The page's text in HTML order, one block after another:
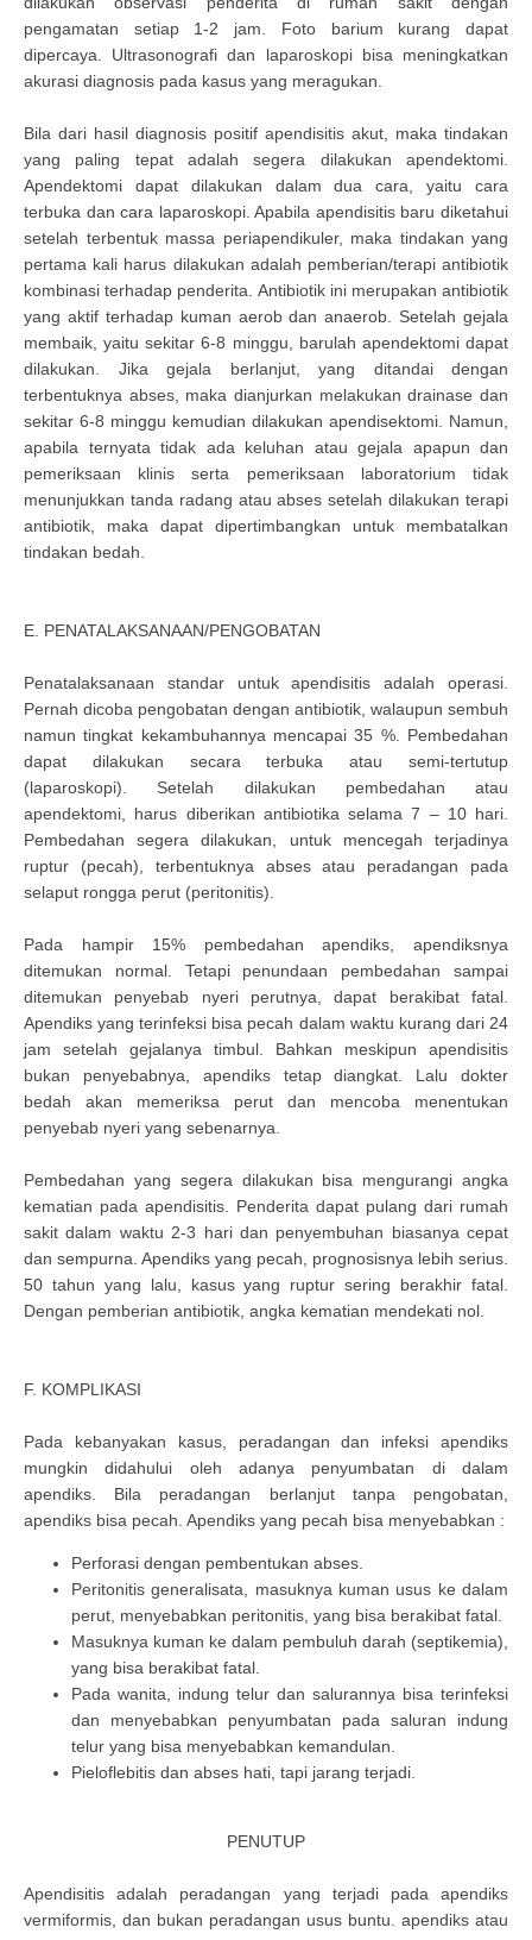
pengamatan setiap 1-2 jam. Foto barium kurang dapat
dipercaya. Ultrasonografi dan laparoskopi bisa meningkatkan
akurasi diagnosis pada kasus yang meragukan.
Bila dari hasil diagnosis positif apendisitis akut, maka tindakan
yang paling tepat adalah segera dilakukan apendektomi.
Apendektomi dapat dilakukan dalam dua cara, yaitu cara
terbuka dan cara laparoskopi. Apabila apendisitis baru diketahui
setelah terbentuk massa periapendikuler, maka tindakan yang
pertama kali harus dilakukan adalah pemberian/terapi antibiotik
kombinasi terhadap penderita. Antibiotik ini merupakan antibiotik
yang aktif terhadap kuman aerob dan anaerob. Setelah gejala
membaik, yaitu sekitar 6-8 minggu, barulah apendektomi dapat
dilakukan. Jika gejala berlanjut, yang ditandai dengan
terbentuknya abses, maka dianjurkan melakukan drainase dan
sekitar 6-8 minggu kemudian dilakukan apendisektomi. Namun,
apabila ternyata tidak ada keluhan atau gejala apapun dan
pemeriksaan klinis serta pemeriksaan laboratorium tidak
menunjukkan tanda radang atau abses setelah dilakukan terapi
antibiotik, maka dapat dipertimbangkan untuk membatalkan
tindakan bedah.
E. PENATALAKSANAAN/PENGOBATAN
Penatalaksanaan standar untuk apendisitis adalah operasi.
Pernah dicoba pengobatan dengan antibiotik, walaupun sembuh
namun tingkat kekambuhannya mencapai 35 %. Pembedahan
dapat dilakukan secara terbuka atau semi-tertutup
(laparoskopi). Setelah dilakukan pembedahan atau
apendektomi, harus diberikan antibiotika selama 7 – 10 hari.
Pembedahan segera dilakukan, untuk mencegah terjadinya
ruptur (pecah), terbentuknya abses atau peradangan pada
selaput rongga perut (peritonitis).
Pada hampir 15% pembedahan apendiks, apendiksnya
ditemukan normal. Tetapi penundaan pembedahan sampai
ditemukan penyebab nyeri perutnya, dapat berakibat fatal.
Apendiks yang terinfeksi bisa pecah dalam waktu kurang dari 24
jam setelah gejalanya timbul. Bahkan meskipun apendisitis
bukan penyebabnya, apendiks tetap diangkat. Lalu dokter
bedah akan memeriksa perut dan mencoba menentukan
penyebab nyeri yang sebenarnya.
Pembedahan yang segera dilakukan bisa mengurangi angka
kematian pada apendisitis. Penderita dapat pulang dari rumah
sakit dalam waktu 2-3 hari dan penyembuhan biasanya cepat
dan sempurna. Apendiks yang pecah, prognosisnya lebih serius.
50 tahun yang lalu, kasus yang ruptur sering berakhir fatal.
Dengan pemberian antibiotik, angka kematian mendekati nol.
F. KOMPLIKASI
Pada kebanyakan kasus, peradangan dan infeksi apendiks
mungkin didahului oleh adanya penyumbatan di dalam
apendiks. Bila peradangan berlanjut tanpa pengobatan,
apendiks bisa pecah. Apendiks yang pecah bisa menyebabkan :
Perforasi dengan pembentukan abses.
Peritonitis generalisata, masuknya kuman usus ke dalam
perut, menyebabkan peritonitis, yang bisa berakibat fatal.
Masuknya kuman ke dalam pembuluh darah (septikemia),
yang bisa berakibat fatal.
Pada wanita, indung telur dan salurannya bisa terinfeksi
dan menyebabkan penyumbatan pada saluran indung
telur yang bisa menyebabkan kemandulan.
Pieloflebitis dan abses hati, tapi jarang terjadi.
PENUTUP
Apendisitis adalah peradangan yang terjadi pada apendiks
vermiformis, dan bukan peradangan usus buntu. apendiks atau